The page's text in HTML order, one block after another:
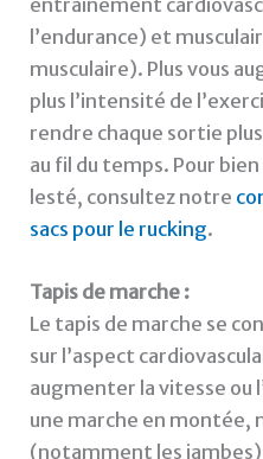
l’endurance) et
musculaire). Plus vous
plus l’intensité de
rendre chaque sortie
au fil du temps. Pour
lesté, consultez notre
sacs pour le rucking.
Tapis de marche :
Le tapis de marche se
sur l’aspect
augmenter la vitesse ou
une marche en montée,
(notamment les